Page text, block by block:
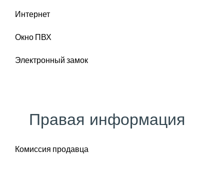
Интернет
Окно ПВХ
Электронный замок
Правая информация
Комиссия продавца